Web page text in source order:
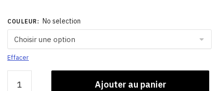
COULEUR : No selection
Effacer
Ajouter au panier